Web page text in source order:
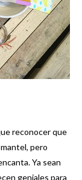
reconocer que
pero
Ya sean
geniales para